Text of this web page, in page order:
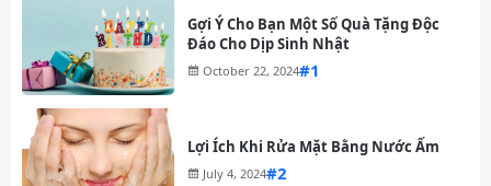
Gợi Ý Cho Bạn Một Số Quà Tặng Độc
Đáo Cho Dịp Sinh Nhật
October 22, 2024#
Lợi Ích Khi Rửa Mặt Bằng Nước Ấm
July 4, 2024#